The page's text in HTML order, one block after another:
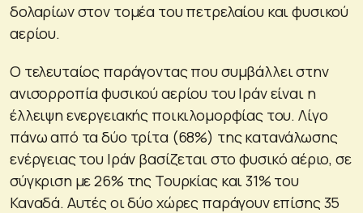
δολαρίων στον τομέα του πετρελαίου και φυσικού
αερίου.
Ο τελευταίος παράγοντας που συμβάλλει στην
ανισορροπία φυσικού αερίου του Ιράν είναι η
έλλειψη ενεργειακής ποικιλομορφίας του. Λίγο
πάνω από τα δύο τρίτα (68%) της κατανάλωσης
ενέργειας του Ιράν βασίζεται στο φυσικό αέριο, σε
σύγκριση με 26% της Τουρκίας και 31% του
Καναδά. Αυτές οι δύο χώρες παράγουν επίσης 35